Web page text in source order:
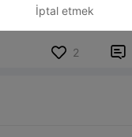
İlgili 3D Model
2 
İptal etmek